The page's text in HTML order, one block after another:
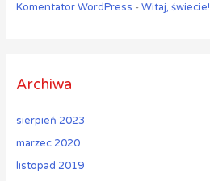
Komentator WordPress -Witaj, świecie!
Archiwa
sierpień 2023
marzec 2020
listopad 2019